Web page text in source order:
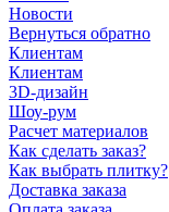
Новости
Вернуться обратно
Клиентам
Клиентам
3D-дизайн
Шоу-рум
Расчет материалов
Как сделать заказ?
Как выбрать плитку?
Доставка заказа